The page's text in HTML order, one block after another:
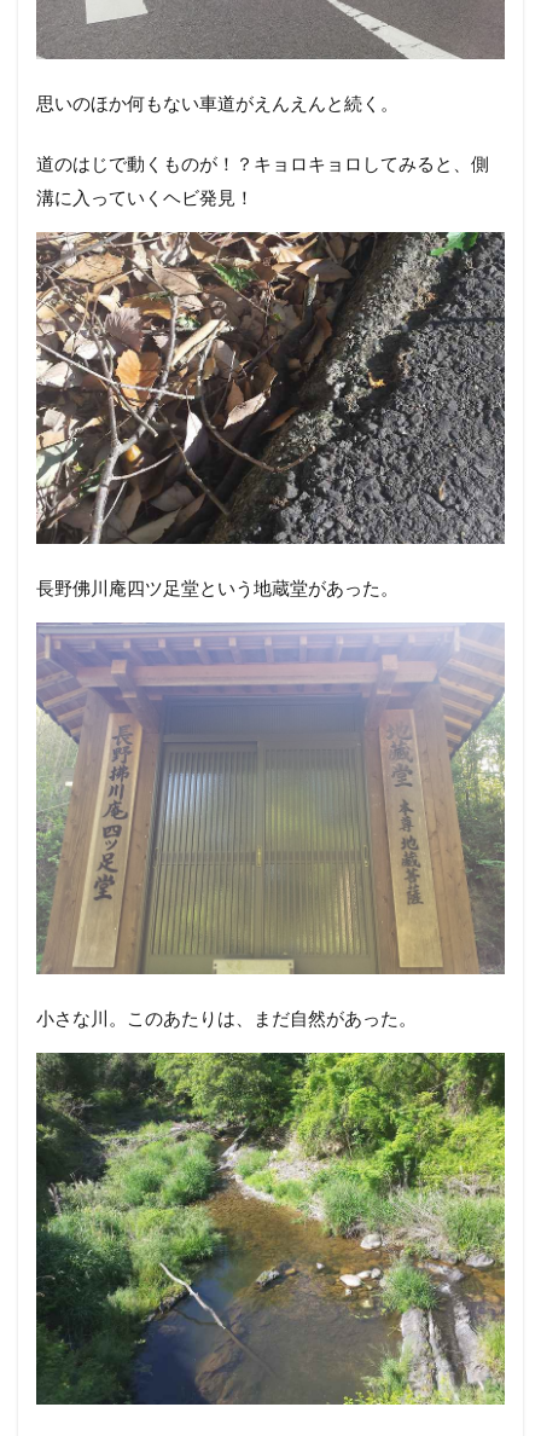
思いのほか何もない車道がえんえんと続く。
道のはじで動くものが！？キョロキョロしてみると、側
溝に入っていくヘビ発見！
長野佛川庵四ツ足堂という地蔵堂があった。
小さな川。このあたりは、まだ自然があった。